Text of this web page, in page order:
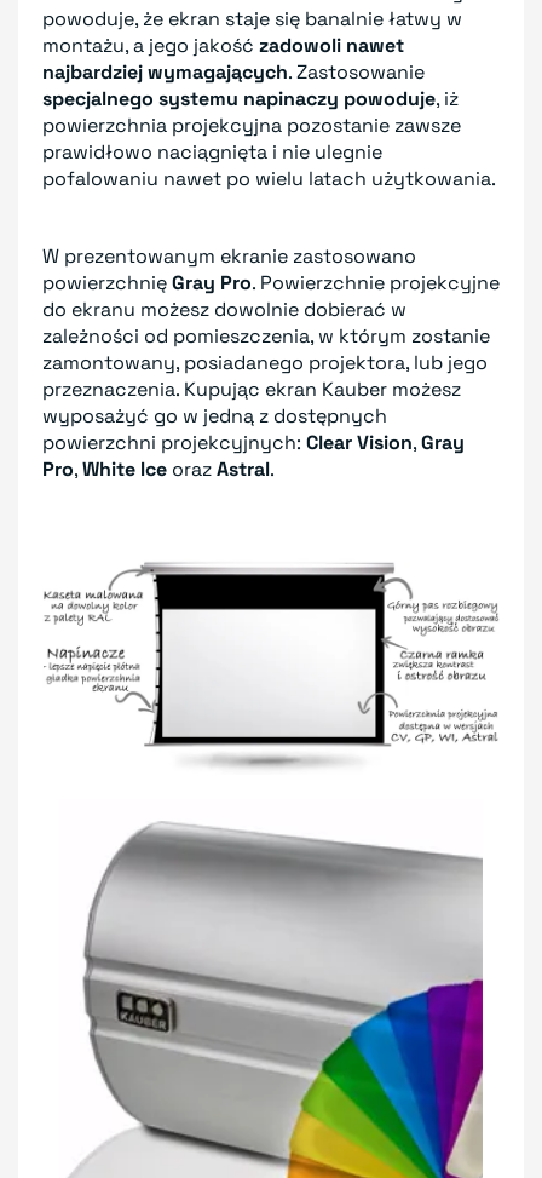
powoduje, że ekran staje się banalnie łatwy w
montażu, a jego jakość zadowoli nawet
najbardziej wymagających. Zastosowanie
specjalnego systemu napinaczy powoduje, iż
powierzchnia projekcyjna pozostanie zawsze
prawidłowo naciągnięta i nie ulegnie
pofalowaniu nawet po wielu latach użytkowania.
W prezentowanym ekranie zastosowano
powierzchnięGray Pro. Powierzchnie projekcyjne
do ekranu możesz dowolnie dobierać w
zależności od pomieszczenia, w którym zostanie
zamontowany, posiadanego projektora, lub jego
przeznaczenia. Kupując ekran Kauber możesz
wyposażyć go w jedną z dostępnych
powierzchni projekcyjnych: Clear Vision,Gray
Pro,White Ice orazAstral.